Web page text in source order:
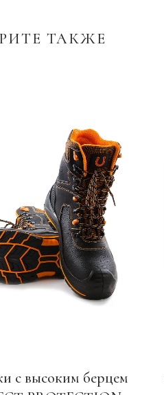
ТАКЖЕ
с высоким берцем